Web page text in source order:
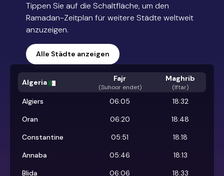
Tippen Sie auf die Schaltfläche, um den
Ramadan-Zeitplan für weitere Städte weltweit
anzuzeigen.
Alle Städte anzeigen
Algeria Fajr
(Suhoor endet)
Maghrib
(Iftar)
Algiers 06:05
18:32
Oran
06:20
18:48
Constantine
05:51
18:18
Annaba
05:46
18:13
Blida
06:06
18:33